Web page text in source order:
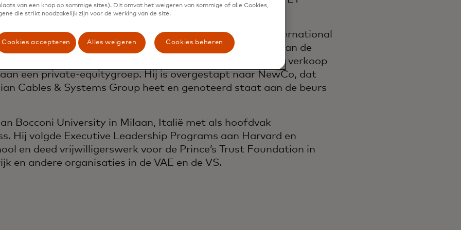
carrière in Duitsland als accountant bij BDO International
de Pirelli Group, waar hij Group Controller **Become** van de
& Systems en leiding gaf aan de financiële functie tot de verkoop
een private-equitygroep. Hij is overgestapt naar NewCo, dat
Cables & Systems Group heet en genoteerd staat aan de beurs
Bocconi University in Milaan, Italië met als hoofdvak
Hij volgde Executive Leadership Programs aan Harvard en
en deed vrijwilligerswerk voor de Prince’s Trust Foundation in
en andere organisaties in de VAE en de VS.
van een knop op sommige sites). Dit omvat het weigeren van sommige of alle Cookies,
die strikt noodzakelijk zijn voor de werking van de site.
Cookies accepteren Alles weigeren Cookies beheren